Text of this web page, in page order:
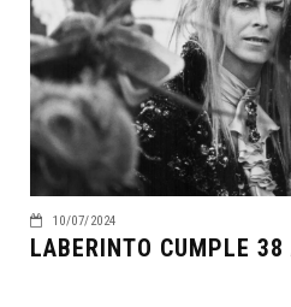
10/07/2024
LABERINTO CUMPLE 38